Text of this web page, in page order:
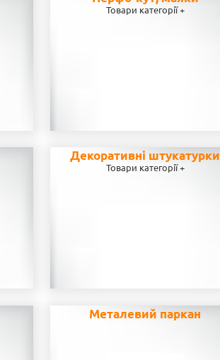
Товари категорії +
Декоративні штукатурки
Товари категорії +
Металевий паркан